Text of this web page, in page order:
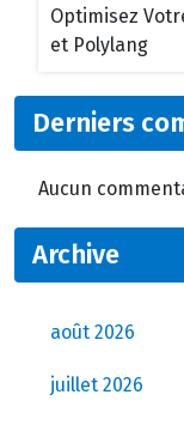
Optimisez
et Polylang
Derniers
Aucun
Archive
août 2026
juillet 2026